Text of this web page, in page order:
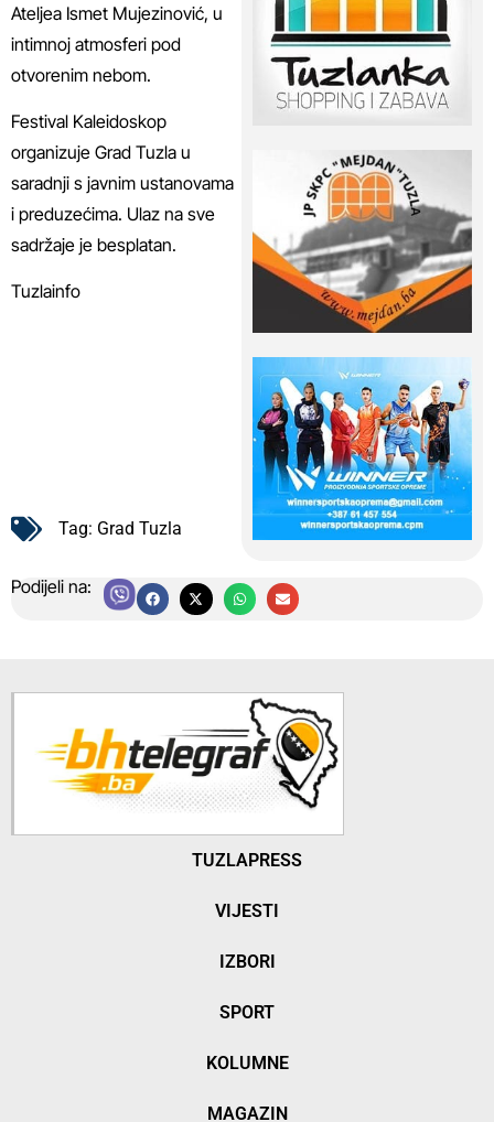
Ateljea Ismet Mujezinović, u
intimnoj atmosferi pod
otvorenim nebom.
Festival Kaleidoskop
organizuje Grad Tuzla u
saradnji s javnim ustanovama
i preduzećima. Ulaz na sve
sadržaje je besplatan.
Tuzlainfo
Tag: Grad Tuzla
Podijeli na:
TUZLAPRESS
VIJESTI
IZBORI
SPORT
KOLUMNE
MAGAZIN